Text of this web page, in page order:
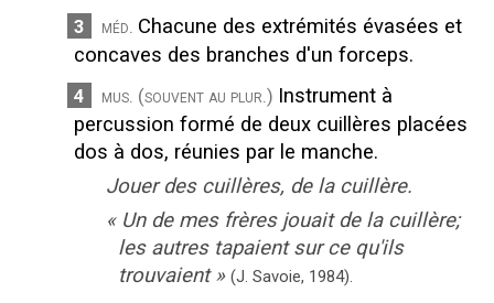
3 méd. Chacune des extrémités évasées et
concaves des branches d'un forceps.
4 mus. (souvent au plur.) Instrument à
percussion formé de deux cuillères placées
dos à dos, réunies par le manche.
Jouer des cuillères, de la cuillère.
« Un de mes frères jouait de la cuillère;
les autres tapaient sur ce qu'ils
trouvaient » (J. Savoie, 1984).